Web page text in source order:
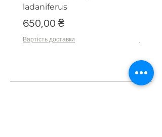
ladaniferus
Ціна
650,00 ₴
Вартість доставки